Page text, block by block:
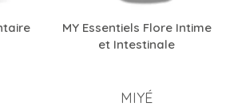
MY Essentiels Flore Intime
et Intestinale
MIYÉ